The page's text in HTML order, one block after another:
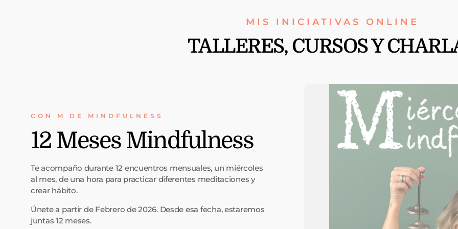
MIS INICIATIVAS ONLINE
TALLERES, CURSOS Y
CON M DE MINDFULNESS
12 Meses Mindfulness
Te acompaño durante 12 encuentros mensuales, un miércoles
al mes, de una hora para practicar diferentes meditaciones y
crear hábito.
Únete a partir de Febrero de 2026. Desde esa fecha, estaremos
juntas 12 meses.